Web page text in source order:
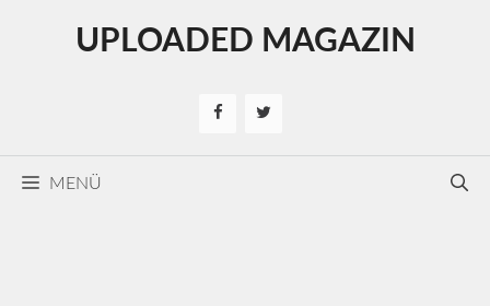
UPLOADED MAGAZIN
MENÜ